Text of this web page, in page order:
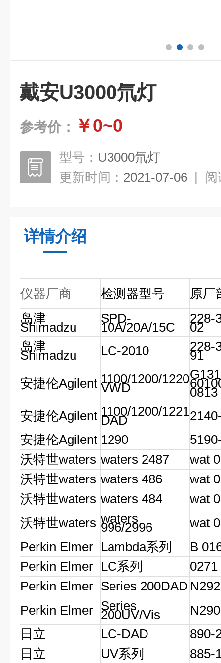
戴安U3000氘灯
参考价： ￥0~0
型号： U3000氘灯
更新时间： 2021-07-06 | 阅
详情介绍
仪器厂商 检测器型号
原厂
岛津
Shimadzu
SPD-
10A/20A/15C
228-
02
岛津
Shimadzu LC-2010 228-
91
安捷伦Agilent 1100/1200/1220
VWD
0813
安捷伦Agilent 1100/1200/1221
DAD
安捷伦Agilent 1290
沃特世waters waters 2487
wat
沃特世waters waters 486
wat
沃特世waters waters 484
wat
沃特世waters waters
996/2996
wat
Perkin Elmer Lambda系列
B
Perkin Elmer LC系列
0271
Perkin Elmer Series 200DAD
Perkin Elmer Series
200UV/Vis
日立
LC-DAD
890-
日立
UV系列 885-